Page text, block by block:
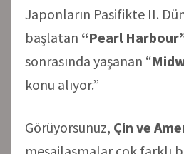
Japonların Pasifikte II.
başlatan “Pearl
sonrasında yaşanan “
konu alıyor.”
Görüyorsunuz, Çin ve